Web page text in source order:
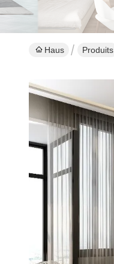
Haus Produits